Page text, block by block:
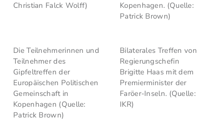
Christian Falck Wolff)
Kopenhagen. (Quelle:
Patrick Brown)
Die Teilnehmerinnen und
Teilnehmer des
Gipfeltreffen der
Europäischen Politischen
Gemeinschaft in
Kopenhagen (Quelle:
Patrick Brown)
Bilaterales Treffen von
Regierungschefin
Brigitte Haas mit dem
Premierminister der
Faröer-Inseln. (Quelle:
IKR)